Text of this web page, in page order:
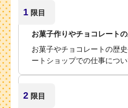
1 限目
お菓子作りやチョコレート
お菓子やチョコレートの歴
ートショップでの仕事につ
2 限目